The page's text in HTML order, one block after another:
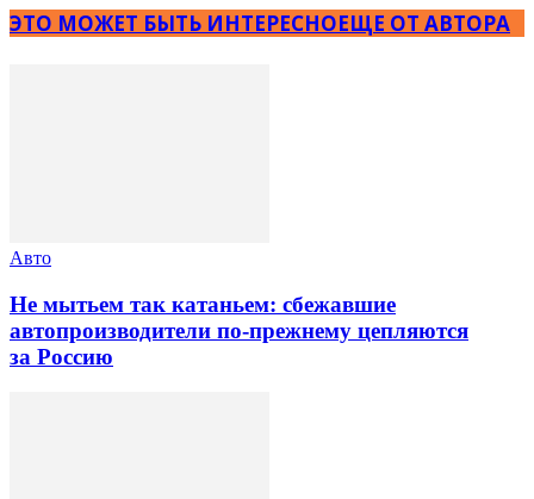
ЭТО МОЖЕТ БЫТЬ ИНТЕРЕСНОЕЩЕ ОТ АВТОРА
Авто
Не мытьем так катаньем: сбежавшие
автопроизводители по-прежнему цепляются
за Россию